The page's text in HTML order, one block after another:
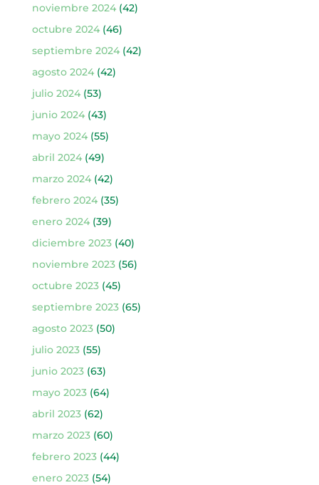
noviembre 2024(42)
octubre 2024(46)
septiembre 2024(42)
agosto 2024(42)
julio 2024(53)
junio 2024(43)
mayo 2024(55)
abril 2024(49)
marzo 2024(42)
febrero 2024(35)
enero 2024(39)
diciembre 2023(40)
noviembre 2023(56)
octubre 2023(45)
septiembre 2023(65)
agosto 2023(50)
julio 2023(55)
junio 2023(63)
mayo 2023(64)
abril 2023(62)
marzo 2023(60)
febrero 2023(44)
enero 2023(54)